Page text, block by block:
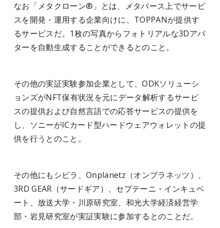
なお「メタクローン®」とは、メタバース上でサービ
スを開発・運用する企業向けに、TOPPANが提供す
るサービスだ。1枚の写真からフォトリアルな3Dアバ
ターを自動生成することができるとのこと。
その他の実証実験参加企業として、ODKソリューシ
ョンズがNFT保有状況を元にデータ解析するサービ
スの提供および⾃然⾔語での応答サービスの提供を
し、ソニーがICカード型ハードウェアウォレットの提
供を行うとのこと。
その他にもシビラ、Onplanetz（オンプラネッツ）、
3RD GEAR（サードギア）、セプテーニ・インキュベ
ート、放送大学・川原研究室、和光大学経済経営学
部・岩見研究室が実証実験に参加するとのことだ。